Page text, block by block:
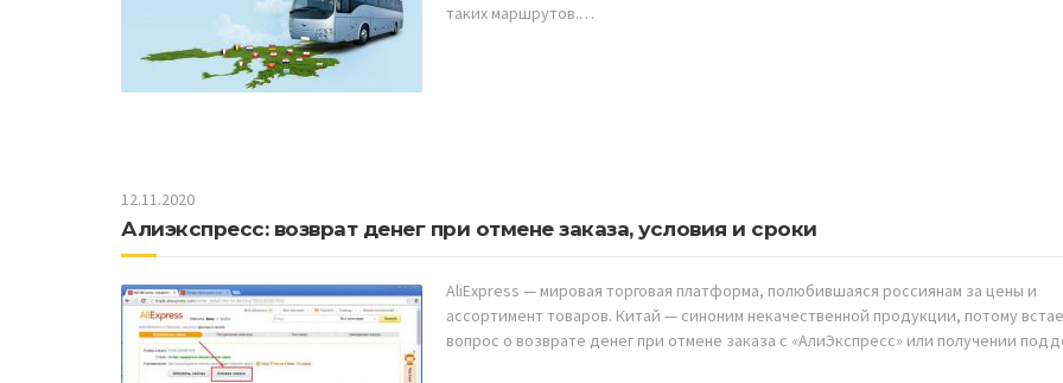
таких маршрутов.…
12.11.2020
Алиэкспресс: возврат денег при отмене заказа, условия и сроки
AliExpress — мировая торговая платформа, полюбившаяся россиянам за цены и
ассортимент товаров. Китай — синоним некачественной продукции, потому
вопрос о возврате денег при отмене заказа с «АлиЭкспресс» или получении